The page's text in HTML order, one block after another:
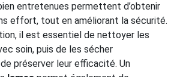
entretenues permettent d’obtenir
effort, tout en améliorant la sécurité.
il est essentiel de nettoyer les
soin, puis de les sécher
préserver leur efficacité. Un